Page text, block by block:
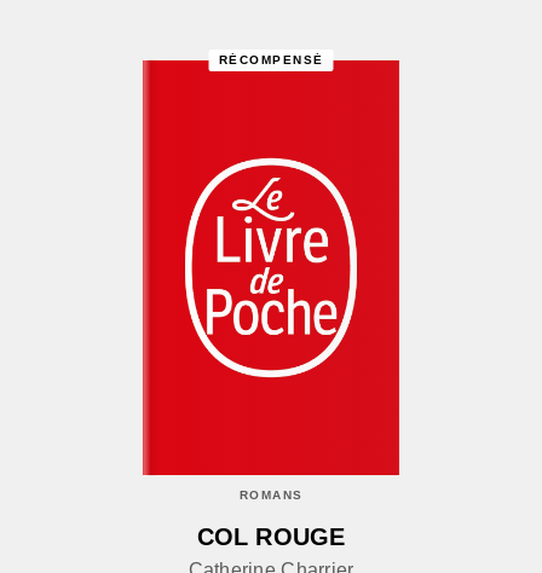
RÉCOMPENSÉ
ROMANS
COL ROUGE